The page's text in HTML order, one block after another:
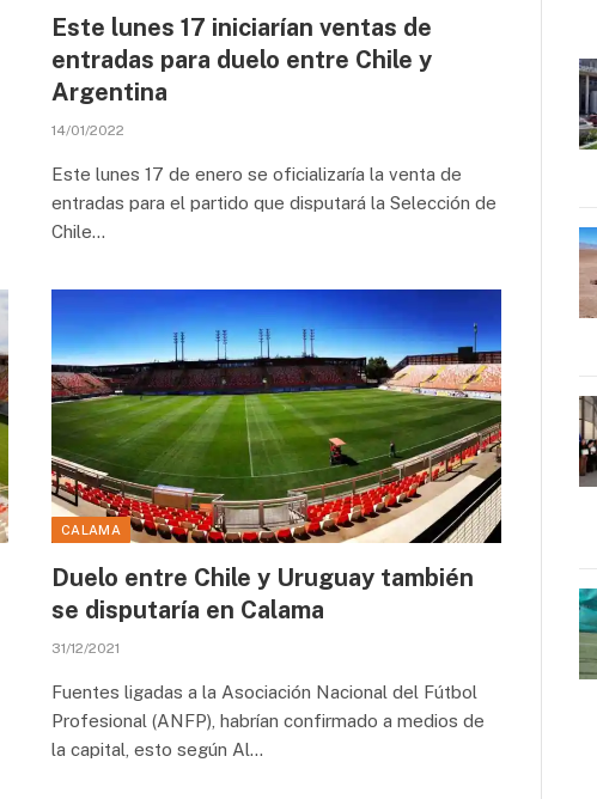
Este lunes 17 iniciarían ventas de
entradas para duelo entre Chile y
Argentina
14/01/2022
Este lunes 17 de enero se oficializaría la venta de
entradas para el partido que disputará la Selección de
Chile…
CALAMA
Duelo entre Chile y Uruguay también
se disputaría en Calama
31/12/2021
Fuentes ligadas a la Asociación Nacional del Fútbol
Profesional (ANFP), habrían confirmado a medios de
la capital, esto según Al…